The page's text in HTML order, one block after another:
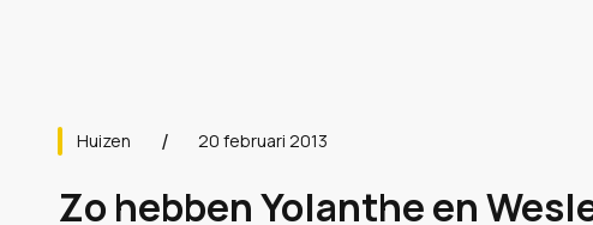
Huizen 20 februari 2013
Zo hebben Yolanthe en